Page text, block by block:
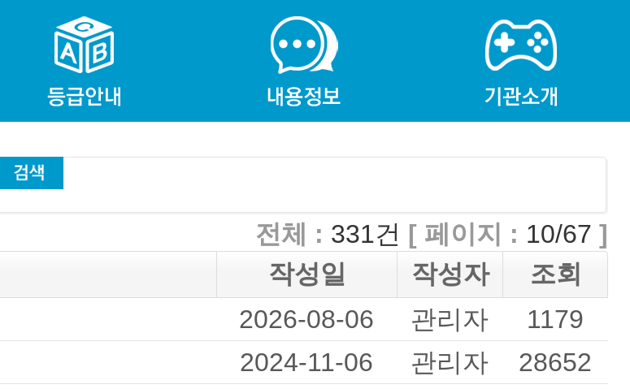
전체 : 331건 [ 페이지 : 10/67 ]
작성일 작성자
조회
2026-08-06 관리자
1179
2024-11-06 관리자
28652